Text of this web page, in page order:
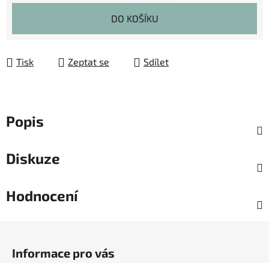
DO KOŠÍKU
Tisk Zeptat se Sdílet
Popis
Diskuze
Hodnocení
Informace pro vás